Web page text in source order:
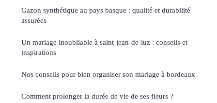
Gazon synthétique au pays basque : qualité et durabilité
assurées
Un mariage inoubliable à saint-jean-de-luz : conseils et
inspirations
Nos conseils pour bien organiser son mariage à bordeaux
Comment prolonger la durée de vie de ses fleurs ?